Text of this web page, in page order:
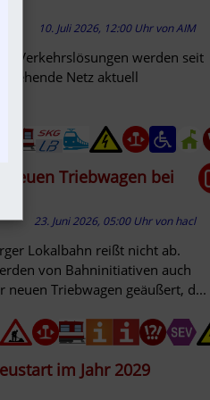
10. Juli 2026, 12:00 Uhr vonAIM
Verkehrslösungen werden seit
Netz aktuell
neuen Triebwagen bei
23. Juni 2026, 05:00 Uhr vonhacl
Lokalbahn reißt nicht ab.
von Bahninitiativen auch
neuen Triebwagen geäußert, d...
im Jahr 2029